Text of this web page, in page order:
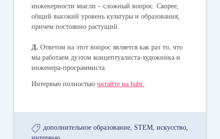
инженерности мысли – сложный вопрос. Скорее,
общий высокий уровень культуры и образования,
причем постоянно растущий.
Д. Ответом на этот вопрос является как раз то, что
мы работаем дуэтом концептуалиста-художника и
инженера-программиста.
Интервью полностьючитайте на habr.
дополнительное образование STEM искусство